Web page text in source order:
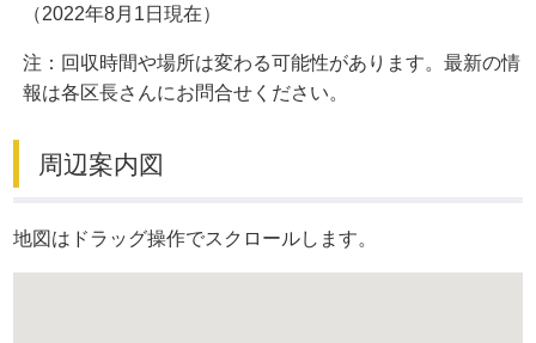
（2022年8月1日現在）
注：回収時間や場所は変わる可能性があります。最新の情
報は各区長さんにお問合せください。
周辺案内図
地図はドラッグ操作でスクロールします。